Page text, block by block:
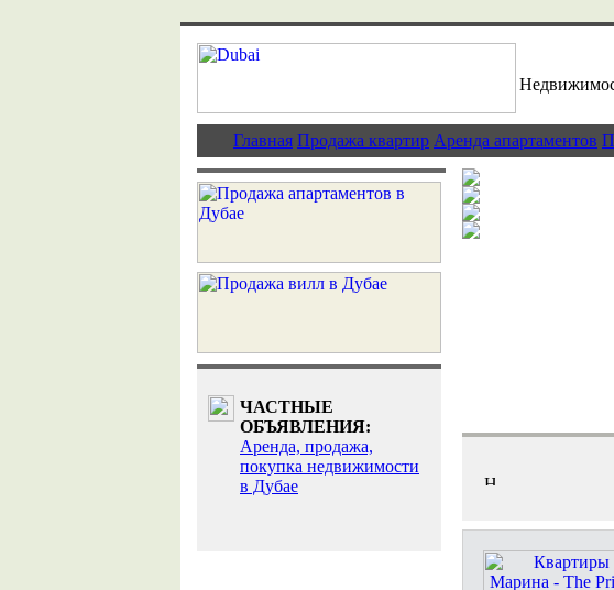
Главная Продажа квартир Аренда апартаментов
ЧАСТНЫЕ
ОБЪЯВЛЕНИЯ:
Аренда, продажа,
покупка недвижимости
в Дубае